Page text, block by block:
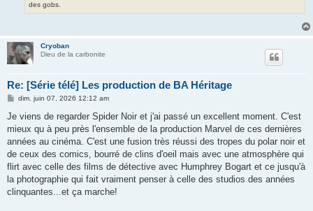
des gobs.
Cryoban
Dieu de la carbonite
Re: [Série télé] Les production de BA Héritage
M
s
a
g
dim. juin 07, 2026 12:12 am
Je viens de regarder Spider Noir et j'ai passé un excellent moment. C'est
mieux qu à peu près l'ensemble de la production Marvel de ces dernières
années au cinéma. C'est une fusion très réussi des tropes du polar noir et
de ceux des comics, bourré de clins d'oeil mais avec une atmosphère qui
flirt avec celle des films de détective avec Humphrey Bogart et ce jusqu'à
la photographie qui fait vraiment penser à celle des studios des années
clinquantes...et ça marche!